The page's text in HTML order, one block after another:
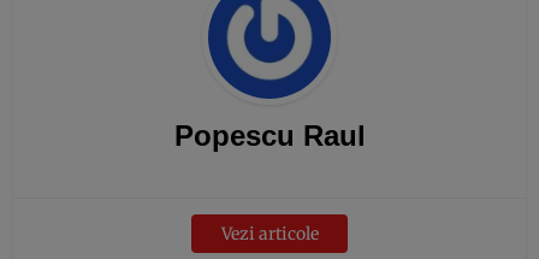
Popescu Raul
Vezi articole